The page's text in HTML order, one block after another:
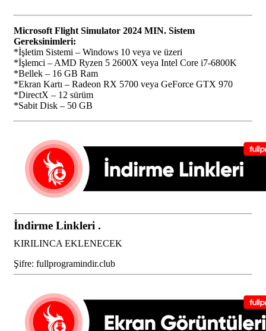
Microsoft Flight Simulator 2024 MIN. Sistem
Gereksinimleri:
*İşletim Sistemi – Windows 10 veya ve üzeri
*İşlemci – AMD Ryzen 5 2600X veya Intel Core i7-6800K
*Bellek – 16 GB Ram
*Ekran Kartı – Radeon RX 5700 veya GeForce GTX 970
*DirectX – 12 sürüm
*Sabit Disk – 50 GB
İndirme Linkleri .
KIRILINCA EKLENECEK
Şifre: fullprogramindir.club